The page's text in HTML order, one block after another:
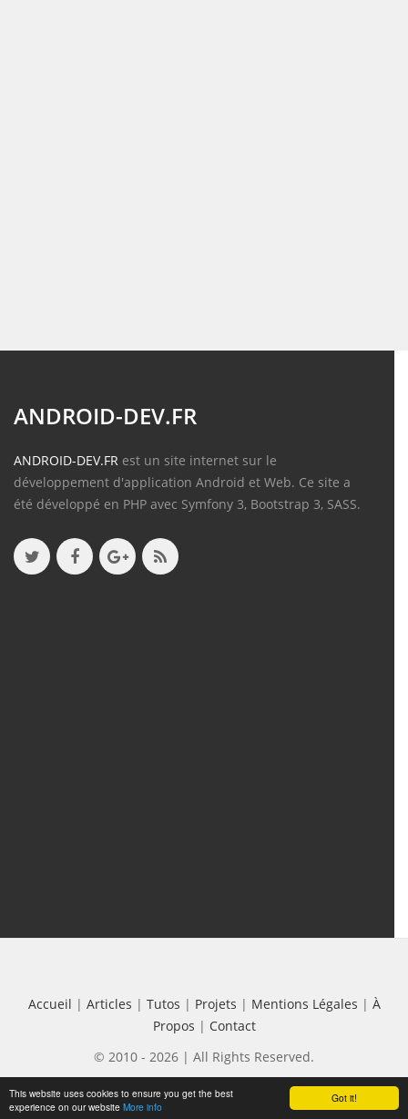
Got it!
This website uses cookies to ensure you get the best
experience on our website More info
ANDROID-DEV.FR
ANDROID-DEV.FR est un site internet sur le
développement d'application Android et Web. Ce site a
été développé en PHP avec Symfony 3, Bootstrap 3, SASS.
Accueil | Articles | Tutos | Projets | Mentions Légales | À
Propos | Contact
© 2010 - 2026 | All Rights Reserved.